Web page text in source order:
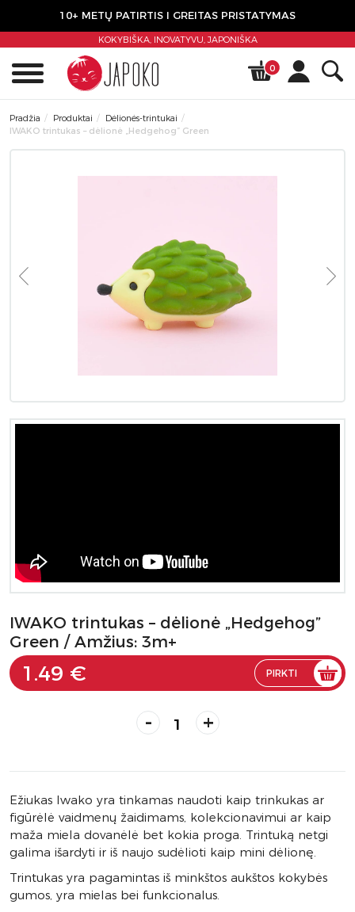
10+ METŲ PATIRTIS I GREITAS PRISTATYMAS
KOKYBIŠKA, INOVATYVU,JAPONIŠKA
0
Pradžia Produktai
Dėlionės-trintukai
IWAKO trintukas – dėlionė „Hedgehog” Green
IWAKO trintukas – dėlionė „Hedgehog”
Green / Amžius: 3m+
1.49 € PIRKTI
- +
Ežiukas Iwako yra tinkamas naudoti kaip trinkukas ar
figūrėlė vaidmenų žaidimams, kolekcionavimui ar kaip
maža miela dovanėlė bet kokia proga. Trintuką netgi
galima išardyti ir iš naujo sudėlioti kaip mini dėlionę.
Trintukas yra pagamintas iš minkštos aukštos kokybės
gumos, yra mielas bei funkcionalus.